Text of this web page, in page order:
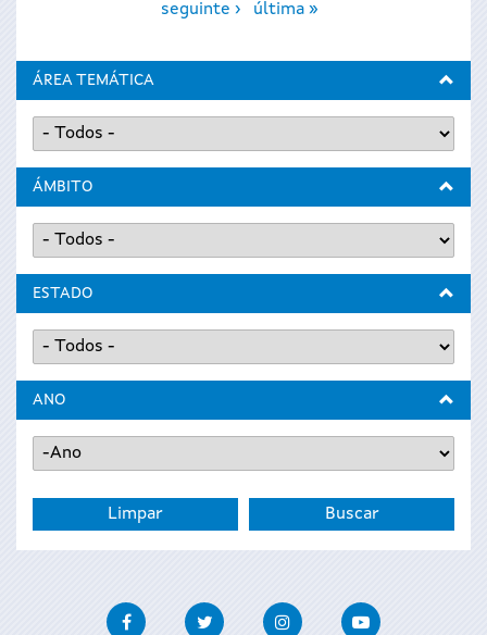
seguinte ›
última »
ÁREA TEMÁTICA
ÁMBITO
ESTADO
ANO
Ano
Ano
FacebookTwitter InstagramYoutube